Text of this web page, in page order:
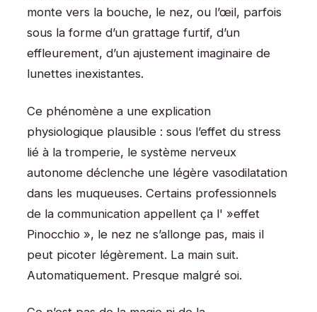
monte vers la bouche, le nez, ou l’œil, parfois
sous la forme d’un grattage furtif, d’un
effleurement, d’un ajustement imaginaire de
lunettes inexistantes.
Ce phénomène a une explication
physiologique plausible : sous l’effet du stress
lié à la tromperie, le système nerveux
autonome déclenche une légère vasodilatation
dans les muqueuses. Certains professionnels
de la communication appellent ça l' »effet
Pinocchio », le nez ne s’allonge pas, mais il
peut picoter légèrement. La main suit.
Automatiquement. Presque malgré soi.